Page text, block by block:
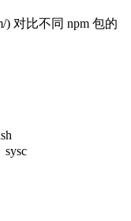
) 对比不同 npm 包的
sysc